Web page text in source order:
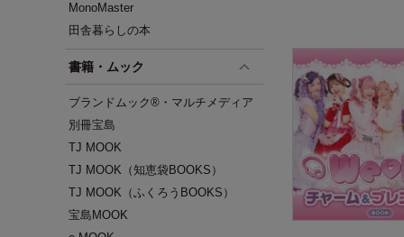
MonoMaster
田舎暮らしの本
書籍・ムック
ブランドムック®・マルチメディア
別冊宝島
TJ MOOK
TJ MOOK（知恵袋BOOKS）
TJ MOOK（ふくろうBOOKS）
宝島MOOK